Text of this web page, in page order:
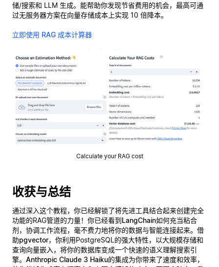
储/搜索和 LLM 生成。能帮助你发现节省费用的机会，最高可通
过无服务器方案在向量存储成本上实现 10 倍降本。
立即使用 RAG 成本计算器
Calculate your RAG cost
收获与总结
通过深入这个教程，你已经解锁了将先进工具结合起来创建完全
功能的RAG管道的力量！你已经看到LangChain如何充当粘合
剂，协调工作流程，毫不费力地将你的数据与智能连接起来。借
助pgvector，你利用PostgreSQL的强大特性，以大规模存储和
查询向量嵌入，将你的数据库变成一个快速的语义理解搜索引
擎。 Anthropic Claude 3 Haiku的集成为你带来了速度和效率，